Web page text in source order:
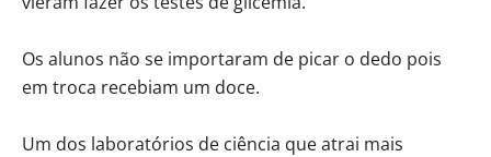
Os alunos não se importaram de picar o dedo pois
em troca recebiam um doce.
Um dos laboratórios de ciência que atrai mais